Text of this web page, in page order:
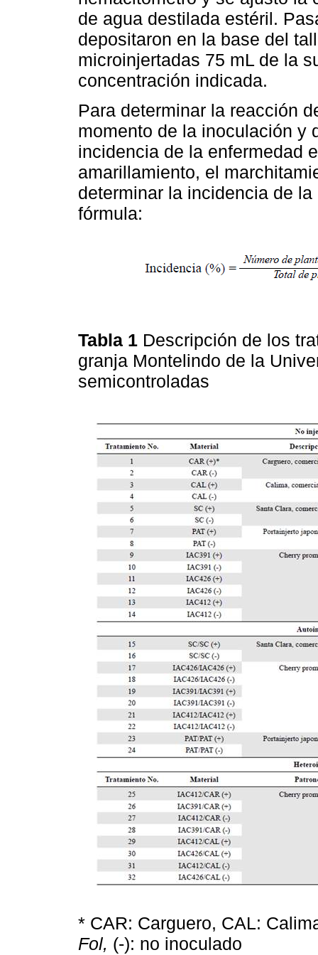
de agua destilada estéril.
depositaron en la base del
microinjertadas 75 mL de la
concentración indicada.
Para determinar la reacción
momento de la inoculación y
incidencia de la enfermedad
amarillamiento, el
determinar la incidencia de
fórmula:
Tabla 1 Descripción de los
granja Montelindo de la
semicontroladas
* CAR: Carguero, CAL:
Fol, (-): no inoculado